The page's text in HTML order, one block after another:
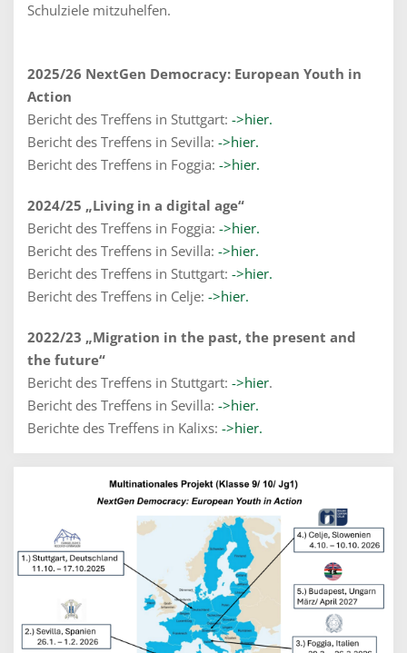
Schulziele mitzuhelfen.
2025/26 NextGen Democracy: European Youth in
Action
Bericht des Treffens in Stuttgart: ->hier.
Bericht des Treffens in Sevilla: ->hier.
Bericht des Treffens in Foggia: ->hier.
2024/25 „Living in a digital age“
Bericht des Treffens in Foggia: ->hier.
Bericht des Treffens in Sevilla: ->hier.
Bericht des Treffens in Stuttgart: ->hier.
Bericht des Treffens in Celje: ->hier.
2022/23 „Migration in the past, the present and
the future“
Bericht des Treffens in Stuttgart: ->hier.
Bericht des Treffens in Sevilla: ->hier.
Berichte des Treffens in Kalixs: ->hier.